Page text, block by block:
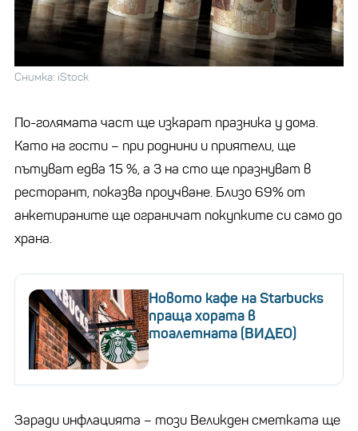
Снимка: iStock
По-голямата част ще изкарат празника у дома.
Като на гости – при роднини и приятели, ще
пътуват едва 15 %, а 3 на сто ще празнуват в
ресторант, показва проучване. Близо 69% от
анкетираните ще ограничат покупките си само до
храна.
Новото кафе на Starbucks
праща хората в
тоалетната (ВИДЕО)
Заради инфлацията – този Великден сметката ще